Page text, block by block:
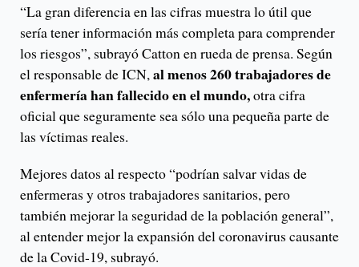
“La gran diferencia en las cifras muestra lo útil que
sería tener información más completa para comprender
los riesgos”, subrayó Catton en rueda de prensa. Según
el responsable de ICN, al menos 260 trabajadores de
enfermería han fallecido en el mundo,otra cifra
oficial que seguramente sea sólo una pequeña parte de
las víctimas reales.
Mejores datos al respecto “podrían salvar vidas de
enfermeras y otros trabajadores sanitarios, pero
también mejorar la seguridad de la población general”,
al entender mejor la expansión del coronavirus causante
de la Covid-19, subrayó.